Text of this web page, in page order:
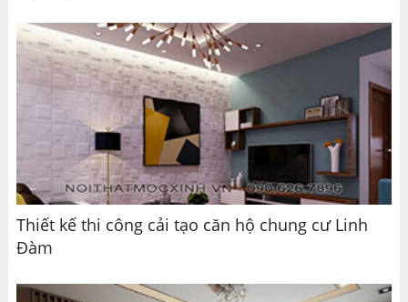
Thiết kế thi công cải tạo căn hộ chung cư Linh
Đàm